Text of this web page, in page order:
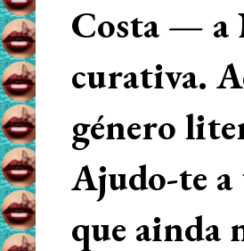
Costa — a
curativa.
género
Ajudo-te a
que ainda